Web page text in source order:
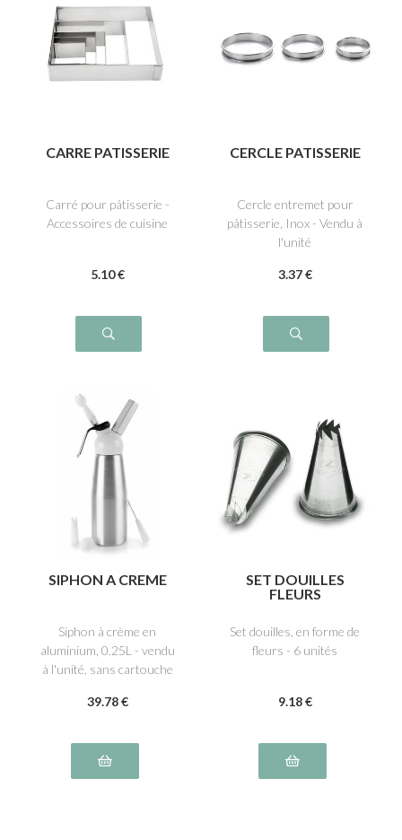
CARRE PATISSERIE
Carré pour pâtisserie -
Accessoires de cuisine
5.10 €
CERCLE PATISSERIE
Cercle entremet pour
pâtisserie, Inox - Vendu à
l'unité
3.37 €
SIPHON A CREME
Siphon à crème en
aluminium, 0.25L - vendu
à l'unité, sans cartouche
39.78 €
SET DOUILLES
FLEURS
Set douilles, en forme de
fleurs - 6 unités
9.18 €